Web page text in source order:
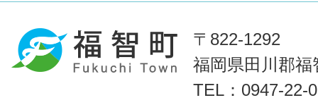
〒822-1292
福岡県田川郡福
TEL：0947-22-